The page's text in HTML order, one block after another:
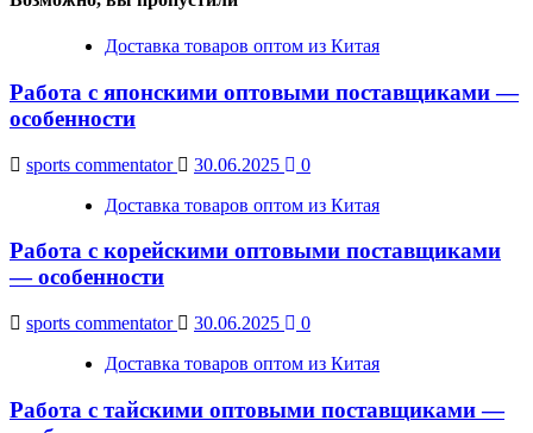
Доставка товаров оптом из Китая
Работа с японскими оптовыми поставщиками —
особенности
sports commentator 30.06.2025
0
Доставка товаров оптом из Китая
Работа с корейскими оптовыми поставщиками
— особенности
sports commentator 30.06.2025
0
Доставка товаров оптом из Китая
Работа с тайскими оптовыми поставщиками —